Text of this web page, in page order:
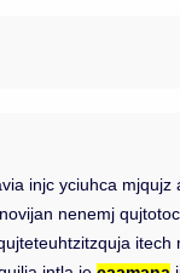
injc yciuhca
nenemj